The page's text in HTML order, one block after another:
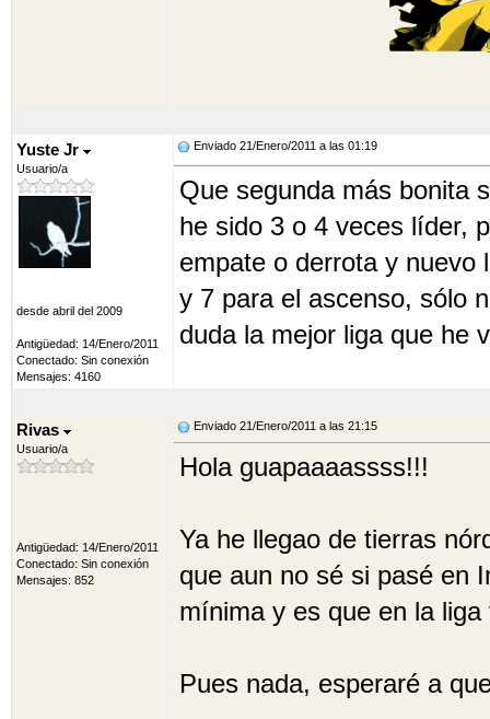
Yuste Jr
Usuario/a
desde abril del 2009
Antigüedad: 14/Enero/2011
Conectado: Sin conexión
Mensajes: 4160
Enviado 21/Enero/2011 a las 01:19
Que segunda más bonita
he sido 3 o 4 veces líder,
empate o derrota y nuevo
y 7 para el ascenso, sólo
duda la mejor liga que he
Rivas
Usuario/a
Antigüedad: 14/Enero/2011
Conectado: Sin conexión
Mensajes: 852
Enviado 21/Enero/2011 a las 21:15
Hola guapaaaassss!!!
Ya he llegao de tierras
que aun no sé si pasé en
mínima y es que en la
Pues nada, esperaré a